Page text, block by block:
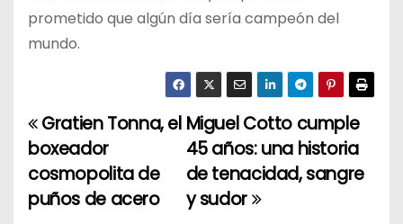
prometido que algún día sería campeón del
mundo.
N
a
v
Miguel Cotto cumple
45 años: una historia
de tenacidad, sangre
y sudor
Gratien Tonna, el
boxeador
cosmopolita de
puños de acero